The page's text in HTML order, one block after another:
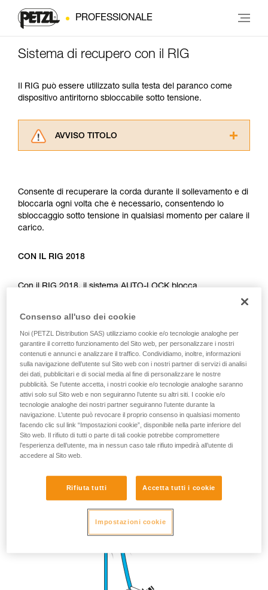
PROFESSIONALE
Sistema di recupero con il RIG
Il RIG può essere utilizzato sulla testa del paranco come
dispositivo antiritorno sbloccabile sotto tensione.
AVVISO TITOLO
informazioni dell’istruzione tecnica per poter
capire queste ulteriori informazioni.
La padronanza di queste tecniche richiede una
capacità di rifare la manovra, da soli, in piena
attività. Ne possono esistere altre che non
Consente di recuperare la corda durante il sollevamento e di
bloccarla ogni volta che è necessario, consentendo lo
sbloccaggio sotto tensione in qualsiasi momento per calare il
carico.
CON IL RIG 2018
Con il RIG 2018, il sistema AUTO-LOCK blocca
CON IL RIG < 2018
Con il RIG < 2018, la maniglia è in posizione b
(assicurazione) durante il sollevamento, deve essere
posizionata manualmente in posizione c (posizionamento sul
lavoro) prima di lasciare la corda.
Consenso all'uso dei cookie
Noi (PETZL Distribution SAS) utilizziamo cookie e/o tecnologie analoghe per
garantire il corretto funzionamento del Sito web, per personalizzare i nostri
contenuti e annunci e analizzare il traffico. Condividiamo, inoltre, informazioni
sulla navigazione dell’utente sul Sito web con i nostri partner di servizi di analisi
dei dati, pubblicitari e di social media al fine di personalizzare le nostre
pubblicità. Se l’utente accetta, i nostri cookie e/o tecnologie analoghe saranno
attivi solo sul Sito web e non seguiranno l’utente su altri siti. I cookie e/o
tecnologie analoghe dei nostri partner seguiranno l’utente durante la
navigazione. L’utente può revocare il proprio consenso in qualsiasi momento
facendo clic sul link “Impostazioni cookie”, disponibile nella parte inferiore del
Sito web. Il rifiuto di tutti o parte di tali cookie potrebbe compromettere
l’esperienza dell’utente, ma in nessun caso tale rifiuto impedirà all’utente di
accedere al Sito web.
Rifiuta tutti Accetta tutti i cookie
Impostazioni cookie